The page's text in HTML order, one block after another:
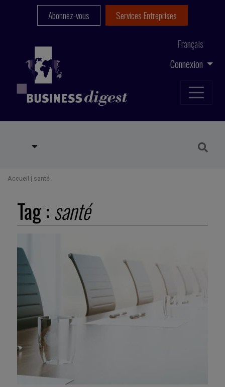
Connexion
Français
Abonnez-vous Services Entreprises
Accueil | santé
Tag :santé